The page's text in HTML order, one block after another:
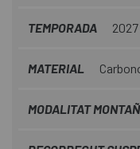
TEMPORADA 2027
MATERIAL
MODALITAT